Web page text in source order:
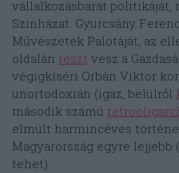
vállalkozásbarát politikáját,
Színházat. Gyurcsány
Művészetek Palotáját, az
oldalán részt vesz a
végigkíséri Orbán Viktor
unortodoxián (igaz, belülről
második számú
elmúlt harmincéves
Magyarország egyre
tehet).